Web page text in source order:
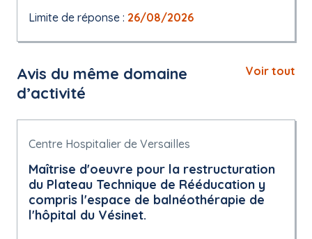
Limite de réponse : 26/08/2026
Avis du même domaine
d’activité
Voir tout
Centre Hospitalier de Versailles
Maîtrise d'oeuvre pour la restructuration
du Plateau Technique de Rééducation y
compris l'espace de balnéothérapie de
l'hôpital du Vésinet.